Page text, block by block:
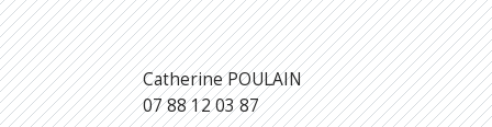
Catherine POULAIN
07 88 12 03 87